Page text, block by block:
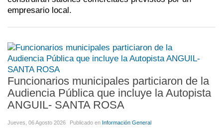
empresario local.
Funcionarios municipales particiaron de la
Audiencia Pública que incluye la Autopista
ANGUIL- SANTA ROSA
Jueves, 06 Agosto 2026 Publicado en Información General